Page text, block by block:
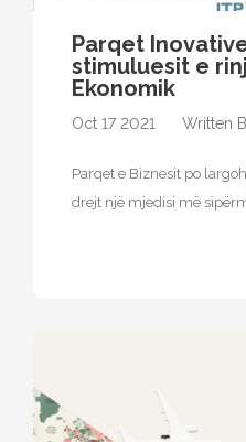
Parqet
stimuluesit e
Ekonomik
Oct 17 2021 Written
Parqet e Biznesit po
drejt një mjedisi më